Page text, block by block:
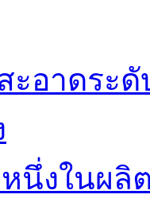
อาดระดั
นึ่งในผ